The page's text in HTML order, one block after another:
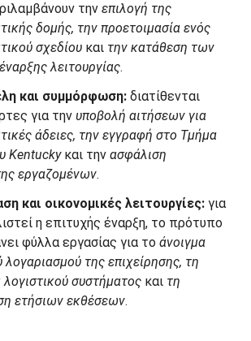
την επιλογή της
δομής, την προετοιμασία ενός
σχεδίου και την κατάθεση των
λειτουργίας.
και συμμόρφωση: διατίθενται
για την υποβολή αιτήσεων για
άδειες, την εγγραφή στο Τμήμα
Kentuckyκαι την ασφάλιση
εργαζομένων.
και οικονομικές λειτουργίες: για
η επιτυχής έναρξη, το πρότυπο
φύλλα εργασίας για το άνοιγμα
λογαριασμού της επιχείρησης, τη
λογιστικού συστήματος και τη
ετήσιων εκθέσεων.